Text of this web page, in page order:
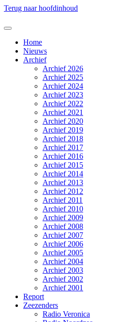
Terug naar hoofdinhoud
Home
Nieuws
Archief
Archief 2026
Archief 2025
Archief 2024
Archief 2023
Archief 2022
Archief 2021
Archief 2020
Archief 2019
Archief 2018
Archief 2017
Archief 2016
Archief 2015
Archief 2014
Archief 2013
Archief 2012
Archief 2011
Archief 2010
Archief 2009
Archief 2008
Archief 2007
Archief 2006
Archief 2005
Archief 2004
Archief 2003
Archief 2002
Archief 2001
Report
Zeezenders
Radio Veronica